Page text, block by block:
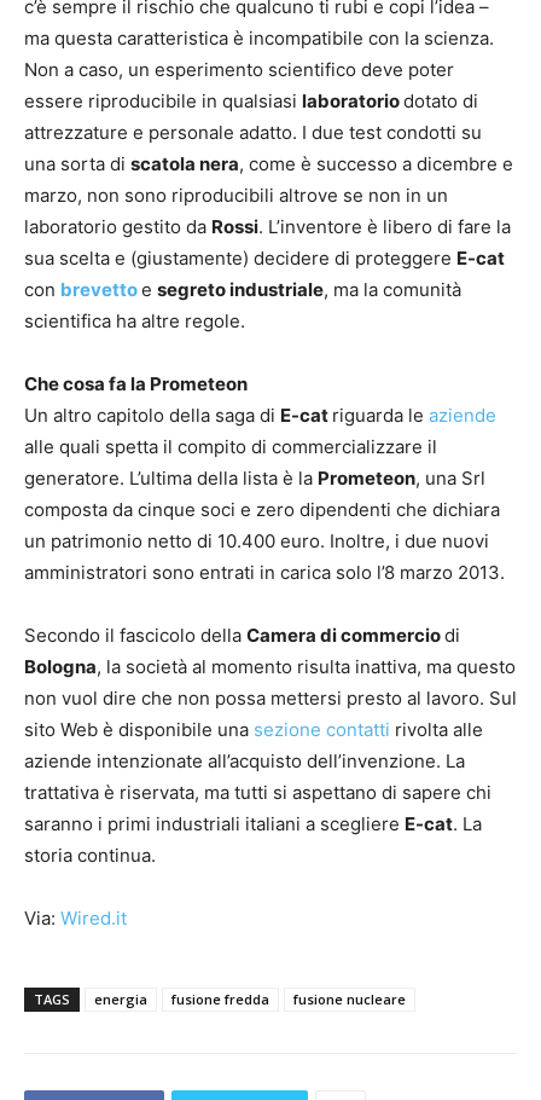
c’è sempre il rischio che qualcuno ti rubi e copi l’idea –
ma questa caratteristica è incompatibile con la scienza.
Non a caso, un esperimento scientifico deve poter
essere riproducibile in qualsiasi laboratoriodotato di
attrezzature e personale adatto. I due test condotti su
una sorta di scatola nera, come è successo a dicembre e
marzo, non sono riproducibili altrove se non in un
laboratorio gestito da Rossi. L’inventore è libero di fare la
sua scelta e (giustamente) decidere di proteggere E-cat
con brevettoe segreto industriale, ma la comunità
scientifica ha altre regole.
Che cosa fa la Prometeon
Un altro capitolo della saga di E-cat riguarda le aziende
alle quali spetta il compito di commercializzare il
generatore. L’ultima della lista è la Prometeon, una Srl
composta da cinque soci e zero dipendenti che dichiara
un patrimonio netto di 10.400 euro. Inoltre, i due nuovi
amministratori sono entrati in carica solo l’8 marzo 2013.
Secondo il fascicolo della Camera di commerciodi
Bologna, la società al momento risulta inattiva, ma questo
non vuol dire che non possa mettersi presto al lavoro. Sul
sito Web è disponibile una sezione contatti rivolta alle
aziende intenzionate all’acquisto dell’invenzione. La
trattativa è riservata, ma tutti si aspettano di sapere chi
saranno i primi industriali italiani a scegliere E-cat. La
storia continua.
Via: Wired.it
TAGS energia fusione fredda fusione nucleare